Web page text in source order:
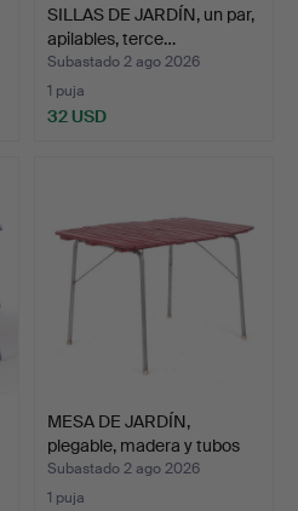
SILLAS DE JARDÍN, un par,
apilables, terce…
Subastado 2 ago 2026
1 puja
32 USD
MESA DE JARDÍN,
plegable, madera y tubos
d…
Subastado 2 ago 2026
1 puja